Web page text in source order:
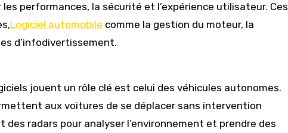
performances, la sécurité et l’expérience utilisateur. Ces
Logiciel automobile comme la gestion du moteur, la
d’infodivertissement.
jouent un rôle clé est celui des véhicules autonomes.
aux voitures de se déplacer sans intervention
radars pour analyser l’environnement et prendre des